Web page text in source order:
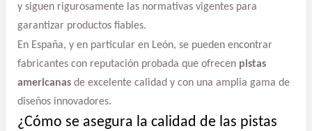
y siguen rigurosamente las normativas vigentes para
garantizar productos fiables.
En España, y en particular en León, se pueden encontrar
fabricantes con reputación probada que ofrecen pistas
americanasde excelente calidad y con una amplia gama de
diseños innovadores.
¿Cómo se asegura la calidad de las pistas